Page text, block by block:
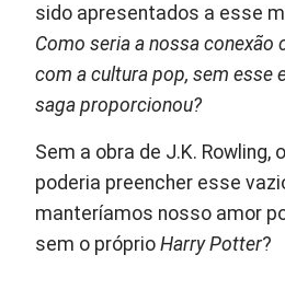
sido apresentados a esse
Como seria a nossa conexão
com a cultura pop, sem esse
saga proporcionou?
Sem a obra de J.K. Rowling,
poderia preencher esse
manteríamos nosso amor
sem o próprioHarry Potter?